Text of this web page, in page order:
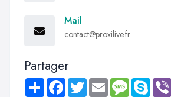
Mail
contact@proxilive.fr
Partager
Share FacebookTwitter Email MessageSkype